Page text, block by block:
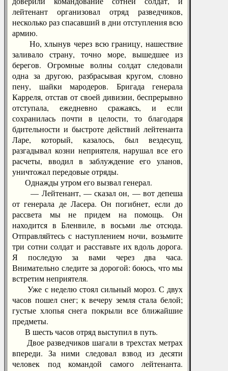
лейтенант организовал отряд разведчиков,
несколько раз спасавший в дни отступления всю
армию.
Но, хлынув через всю границу, нашествие
заливало страну, точно море, вышедшее из
берегов. Огромные волны солдат следовали
одна за другою, разбрасывая кругом, словно
пену, шайки мародеров. Бригада генерала
Карреля, отстав от своей дивизии, беспрерывно
отступала, ежедневно сражаясь, и если
сохранилась почти в целости, то благодаря
бдительности и быстроте действий лейтенанта
Ларе, который, казалось, был вездесущ,
разгадывал козни неприятеля, нарушал все его
расчеты, вводил в заблуждение его уланов,
уничтожал передовые отряды.
Однажды утром его вызвал генерал.
— Лейтенант, — сказал он, — вот депеша
от генерала де Ласера. Он погибнет, если до
рассвета мы не придем на помощь. Он
находится в Бленвиле, в восьми лье отсюда.
Отправляйтесь с наступлением ночи, возьмите
три сотни солдат и расставьте их вдоль дорога.
Я последую за вами через два часа.
Внимательно следите за дорогой: боюсь, что мы
встретим неприятеля.
Уже с неделю стоял сильный мороз. С двух
часов пошел снег; к вечеру земля стала белой;
густые хлопья снега покрыли все ближайшие
предметы.
В шесть часов отряд выступил в путь.
Двое разведчиков шагали в трехстах метрах
впереди. За ними следовал взвод из десяти
человек под командой самого лейтенанта.